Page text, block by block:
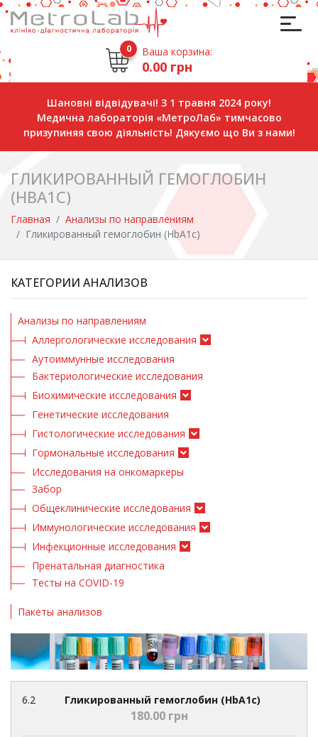
0 Ваша корзина:
0.00 грн
Шановні відвідувачі! З 1 травня 2024 року!
Медична лабораторія «МетроЛаб» тимчасово
призупиняя свою діяльність! Дякуємо що Ви з нами!
ГЛИКИРОВАННЫЙ ГЕМОГЛОБИН
(HBA1C)
Главная
Анализы по направлениям
Гликированный гемоглобин (HbA1c)
КАТЕГОРИИ АНАЛИЗОВ
Анализы по направлениям
Аллергологические исследования
Аутоиммунные исследования
Бактериологические исследования
Биохимические исследования
Генетические исследования
Гистологические исследования
Гормональные исследования
Исследования на онкомаркеры
Забор
Общеклинические исследования
Иммунологические исследования
Инфекционные исследования
Пренатальная диагностика
Тесты на COVID-19
Пакеты анализов
6.2 Гликированный гемоглобин (HbA1c)
180.00 грн